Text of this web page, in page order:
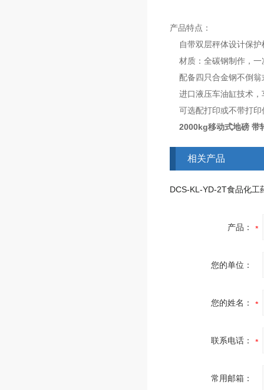
产品特点：
自带双层秤体设计保护
材质：全碳钢制作，一
配备四只合金钢不倒翁
进口液压车油缸技术，
可选配打印或不带打印
2000kg移动式地磅 带
相关产品
产品：
您的单位：
您的姓名：
联系电话：
常用邮箱：